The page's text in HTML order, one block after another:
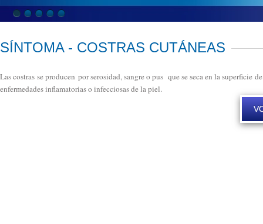
SÍNTOMA - COSTRAS CUTÁNEAS
Las costras se producen por serosidad, sangre o pus que se seca en la superficie
enfermedades inflamatorias o infecciosas de la piel.